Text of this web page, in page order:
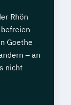
Rhön
Goethe
– an
nicht